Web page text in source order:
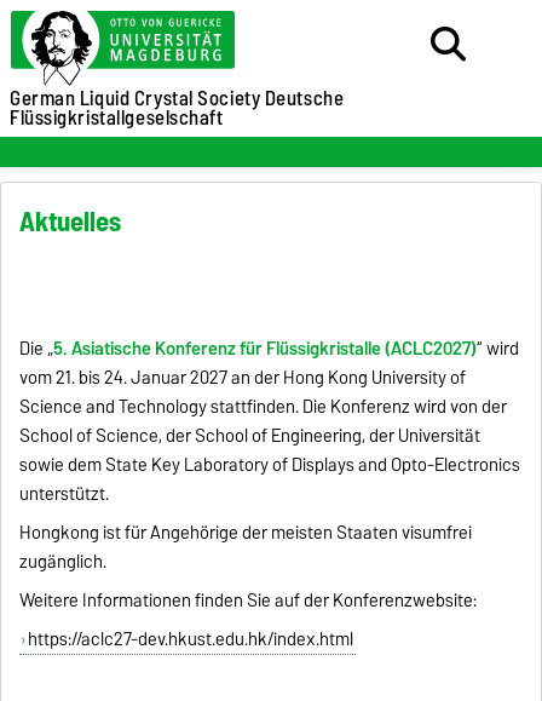
German Liquid Crystal SocietyDeutsche
Flüssigkristallgeselschaft
Aktuelles
Die „5. Asiatische Konferenz für Flüssigkristalle (ACLC2027)“ wird
vom 21. bis 24. Januar 2027 an der Hong Kong University of
Science and Technology stattfinden. Die Konferenz wird von der
School of Science, der School of Engineering, der Universität
sowie dem State Key Laboratory of Displays and Opto-Electronics
unterstützt.
Hongkong ist für Angehörige der meisten Staaten visumfrei
zugänglich.
Weitere Informationen finden Sie auf der Konferenzwebsite:
https://aclc27-dev.hkust.edu.hk/index.html